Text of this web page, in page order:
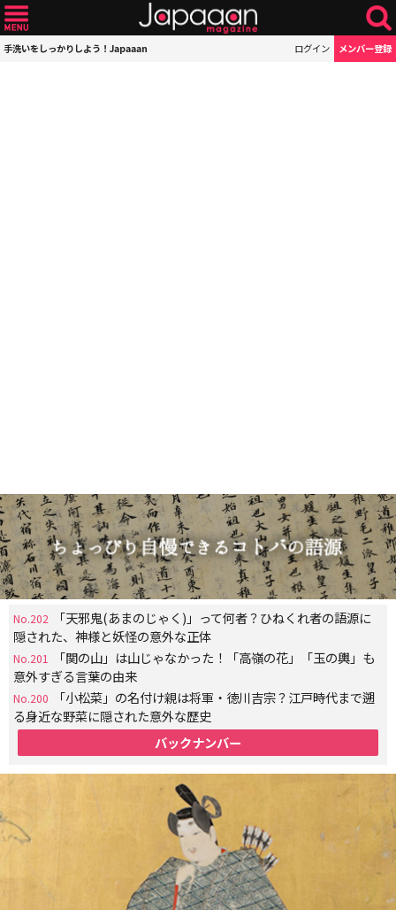
手洗いをしっかりしよう！Japaaan ログイン メンバー登録
No.202
「天邪鬼(あまのじゃく)」って何者？ひねくれ者の語源に
隠された、神様と妖怪の意外な正体
No.201
「関の山」は山じゃなかった！「高嶺の花」「玉の輿」も
意外すぎる言葉の由来
No.200
「小松菜」の名付け親は将軍・徳川吉宗？江戸時代まで遡
る身近な野菜に隠された意外な歴史
バックナンバー